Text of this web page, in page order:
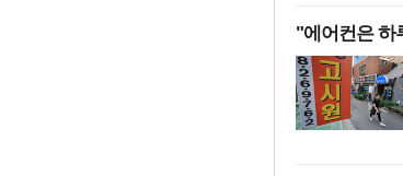
"에어컨은 하